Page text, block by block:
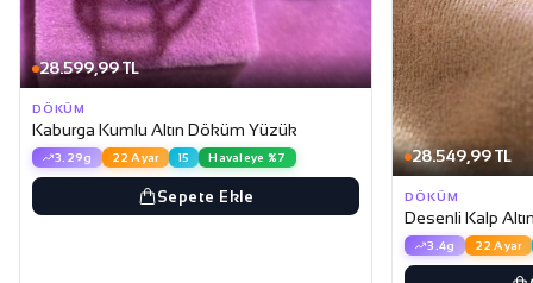
28.599,99 TL
DÖKÜM
Kaburga Kumlu Altın Döküm Yüzük
3.29g 22 Ayar 15 Havaleye %7
Sepete Ekle
28.549,99 TL
DÖKÜM
Desenli Kalp
3.4g 22 Ayar